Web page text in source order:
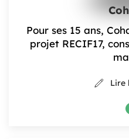
Pour ses 15 ans,
projet RECIF17,
Lire